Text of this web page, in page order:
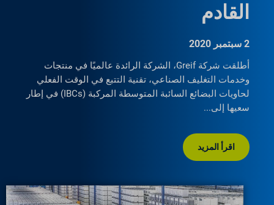
القادم
2 سبتمبر 2020
أطلقت شركة Greif، الشركة الرائدة عالميًا في منتجات
وخدمات التغليف الصناعي، تقنية التتبع في الوقت الفعلي
لحاويات البضائع السائبة المتوسطة المركبة (IBCs) في إطار
سعيها إلى
اقرأ المزيد